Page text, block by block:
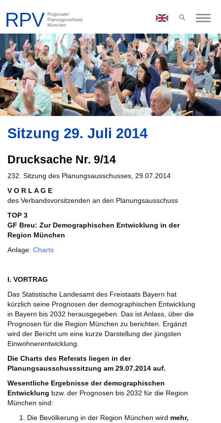
Toggle
Sitzung 29. Juli 2014
Drucksache Nr. 9/14
232. Sitzung des Planungsausschusses, 29.07.2014
V O R L A G E
des Verbandsvorsitzenden an den Planungsausschuss
TOP 3
GF Breu: Zur Demographischen Entwicklung in der
Region München
Anlage: Charts
I. VORTRAG
Das Statistische Landesamt des Freistaats Bayern hat
kürzlich seine Prognosen der demographischen Entwicklung
in Bayern bis 2032 herausgegeben. Das ist Anlass, über die
Prognosen für die Region München zu berichten. Ergänzt
wird der Bericht um eine kurze Darstellung der jüngsten
Einwohnerentwicklung.
Die Charts des Referats liegen in der
Planungsausschusssitzung am 29.07.2014 auf.
Wesentliche Ergebnisse der demographischen
Entwicklung bzw. der Prognosen bis 2032 für die Region
München sind:
Die Bevölkerung in der Region München wird mehr,